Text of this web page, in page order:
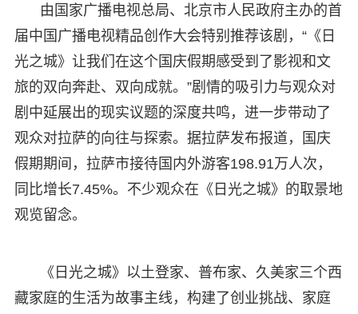
由国家广播电视总局、北京市人民政府主办的首
届中国广播电视精品创作大会特别推荐该剧，“《日
光之城》让我们在这个国庆假期感受到了影视和文
旅的双向奔赴、双向成就。”剧情的吸引力与观众对
剧中延展出的现实议题的深度共鸣，进一步带动了
观众对拉萨的向往与探索。据拉萨发布报道，国庆
假期期间，拉萨市接待国内外游客198.91万人次，
同比增长7.45%。不少观众在《日光之城》的取景地
观览留念。
《日光之城》以土登家、普布家、久美家三个西
藏家庭的生活为故事主线，构建了创业挑战、家庭